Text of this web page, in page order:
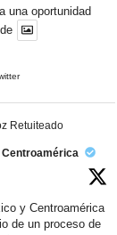
una oportunidad
Retuiteado
Centroamérica
y Centroamérica
de un proceso de